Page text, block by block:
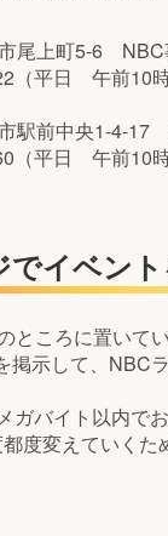
尾上町5-6
平日 午前10時
前中央1-4-
平日 午前10時
イベン
ころに置いて
示して、NBC
バイト以内でお
度変えていくた